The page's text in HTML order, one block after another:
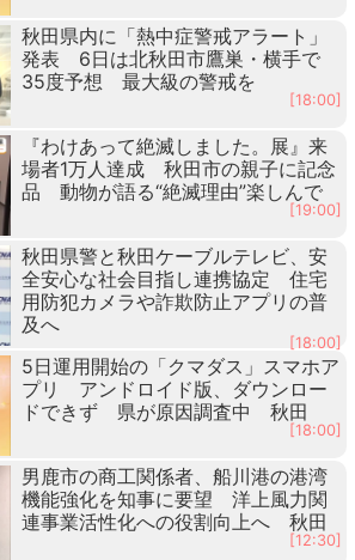
秋田県内に「熱中症警戒アラート」
発表 6日は北秋田市鷹巣・横手で
35度予想 最大級の警戒を
[18:00]
『わけあって絶滅しました。展』来
場者1万人達成 秋田市の親子に記念
品 動物が語る“絶滅理由”楽しんで
[19:00]
秋田県警と秋田ケーブルテレビ、安
全安心な社会目指し連携協定 住宅
用防犯カメラや詐欺防止アプリの普
及へ
[18:00]
5日運用開始の「クマダス」スマホア
プリ アンドロイド版、ダウンロー
ドできず 県が原因調査中 秋田
[18:00]
男鹿市の商工関係者、船川港の港湾
機能強化を知事に要望 洋上風力関
連事業活性化への役割向上へ 秋田
[12:30]